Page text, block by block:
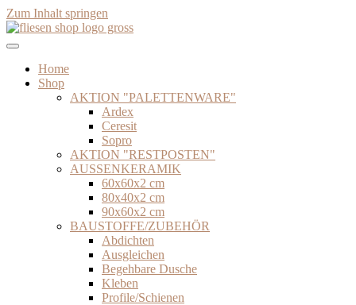
Zum Inhalt springen
Home
Shop
AKTION "PALETTENWARE"
Ardex
Ceresit
Sopro
AKTION "RESTPOSTEN"
AUSSENKERAMIK
60x60x2 cm
80x40x2 cm
90x60x2 cm
BAUSTOFFE/ZUBEHÖR
Abdichten
Ausgleichen
Begehbare Dusche
Kleben
Profile/Schienen